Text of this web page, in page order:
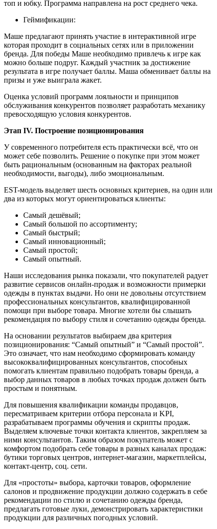
топ и юбку. Программа направлена на рост среднего чека.
Геймификации:
Маше предлагают принять участие в интерактивной игре
которая проходит в социальных сетях или в приложении
бренда. Для победы Маше необходимо привлечь к игре как
можно больше подруг. Каждый участник за достижение
результата в игре получает баллы. Маша обменивает баллы на
призы и уже выиграла жакет.
Оценка условий программ лояльности и принципов
обслуживания конкурентов позволяет разработать механику
превосходящую условия конкурентов.
Этап IV. Построение позиционирования
У современного потребителя есть практически всё, что он
может себе позволить. Решение о покупке при этом может
быть рациональным (основанным на факторах реальной
необходимости, выгоды), либо эмоциональным.
EST-модель выделяет шесть основных критериев, на один или
два из которых могут ориентироваться клиенты:
Самый дешёвый;
Самый большой по ассортименту;
Самый быстрый;
Самый инновационный;
Самый простой;
Самый опытный.
Наши исследования рынка показали, что покупателей радует
развитие сервисов онлайн-продаж и возможности примерки
одежды в пунктах выдачи. Но они не довольны отсутствием
профессиональных консультантов, квалифицированной
помощи при выборе товара. Многие хотели бы слышать
рекомендация по выбору стиля и сочетанию одежды бренда.
На основании результатов выбираем два критерия
позиционирования: “Самый опытный” и “Самый простой”.
Это означает, что нам необходимо сформировать команду
высококвалифицированных консультантов, способных
помогать клиентам правильно подобрать товары бренда, а
выбор данных товаров в любых точках продаж должен быть
простым и понятным.
Для повышения квалификации команды продавцов,
пересматриваем критерии отбора персонала и KPI,
разрабатываем программы обучения и скрипты продаж.
Выделяем ключевые точки контакта клиентов, закрепляем за
ними консультантов. Таким образом покупатель может с
комфортом подобрать себе товары в разных каналах продаж:
бутики торговых центров, интернет-магазин, маркетплейсы,
контакт-центр, соц. сети.
Для «простоты» выбора, карточки товаров, оформление
салонов и продвижение продукции должно содержать в себе
рекомендации по стилю и сочетанию одежды бренда,
предлагать готовые луки, демонстрировать характеристики
продукции для различных погодных условий.